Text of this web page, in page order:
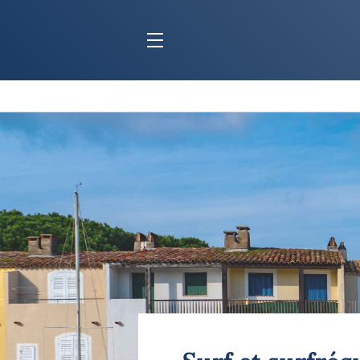
BLOC MARINE
Ports
rédaction
Application Bloc Marine
Règlementation
BATEAUX